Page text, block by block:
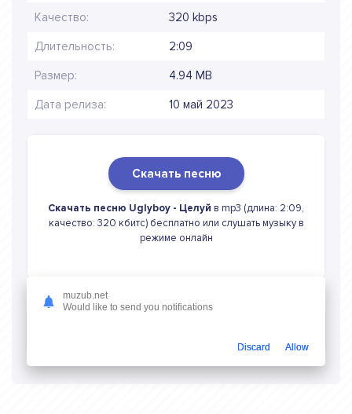
Качество: 320 kbps
Длительность: 2:09
Размер: 4.94 MB
Дата релиза: 10 май 2023
Скачать песню
Скачать песню Uglyboy - Целуй в mp3 (длина: 2:09,
качество: 320 кбитс) бесплатно или слушать музыку в
режиме онлайн
muzub.net
Would like to send you notifications
Discard Allow